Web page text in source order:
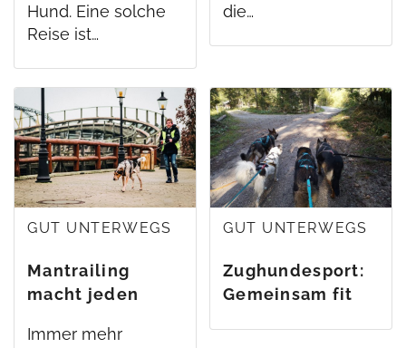
Hund. Eine solche
Reise ist…
die…
GUT UNTERWEGS
Mantrailing
macht jeden
Helden
Immer mehr
GUT UNTERWEGS
Zughundesport:
Gemeinsam fit